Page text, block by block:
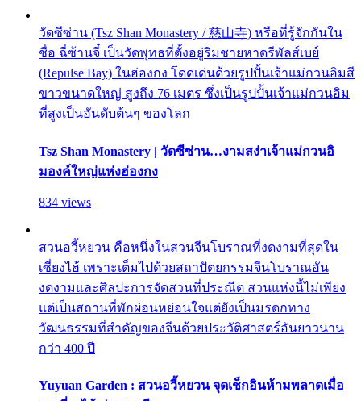
วัดซีซ่าน (Tsz Shan Monastery / 慈山寺) หรือที่รู้จักกันใน
ชื่อ ฉี่ซ้านจี๋ เป็นวัดพุทธที่ตั้งอยู่ริมชายหาดรีพัลส์เบย์
(Repulse Bay) ในฮ่องกง โดดเด่นด้วยรูปปั้นเจ้าแม่กวนอิมสี
ขาวขนาดใหญ่ สูงถึง 76 เมตร ซึ่งเป็นรูปปั้นเจ้าแม่กวนอิม
ที่สูงเป็นอันดับต้นๆ ของโลก
Tsz Shan Monastery | วัดซีซ่าน…งามสง่าเจ้าแม่กวนอิ
มองค์ใหญ่แห่งฮ่องกง
834 views
สวนอวี้หยวน คือหนึ่งในสวนจีนโบราณที่งดงามที่สุดใน
เซี่ยงไฮ้ เพราะเต็มไปด้วยสถาปัตยกรรมจีนโบราณอัน
งดงามและศิลปะการจัดสวนที่ประณีต สวนแห่งนี้ไม่เพียง
แต่เป็นสถานที่พักผ่อนหย่อนใจแต่ยังเป็นมรดกทาง
วัฒนธรรมที่สำคัญของจีนด้วยประวัติศาสตร์อันยาวนาน
กว่า 400 ปี
Yuyuan Garden : สวนอวี้หยวน จุดเช็กอินห้ามพลาดเมื่อ